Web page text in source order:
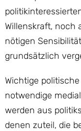
Willenskraft, noch
nötigen
grundsätzlich
Wichtige
notwendige
werden aus
denen zuteil, die